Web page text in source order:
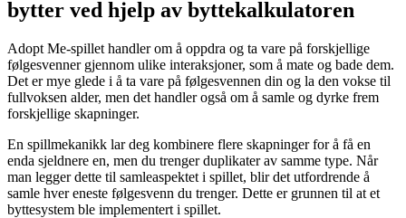
bytter ved hjelp av byttekalkulatoren
Adopt Me-spillet handler om å oppdra og ta vare på forskjellige
følgesvenner gjennom ulike interaksjoner, som å mate og bade dem.
Det er mye glede i å ta vare på følgesvennen din og la den vokse til
fullvoksen alder, men det handler også om å samle og dyrke frem
forskjellige skapninger.
En spillmekanikk lar deg kombinere flere skapninger for å få en
enda sjeldnere en, men du trenger duplikater av samme type. Når
man legger dette til samleaspektet i spillet, blir det utfordrende å
samle hver eneste følgesvenn du trenger. Dette er grunnen til at et
byttesystem ble implementert i spillet.